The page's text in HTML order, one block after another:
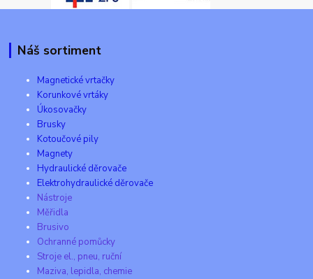
Náš sortiment
Magnetické vrtačky
Korunkové vrtáky
Úkosovačky
Brusky
Kotoučové pily
Magnety
Hydraulické děrovače
Elektrohydraulické děrovače
Nástroje
Měřidla
Brusivo
Ochranné pomůcky
Stroje el., pneu, ruční
Maziva, lepidla, chemie